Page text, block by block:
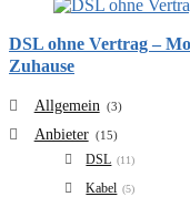
DSL ohne Vertrag –
Zuhause
Allgemein (3)
Anbieter (15)
DSL (11)
Kabel (5)